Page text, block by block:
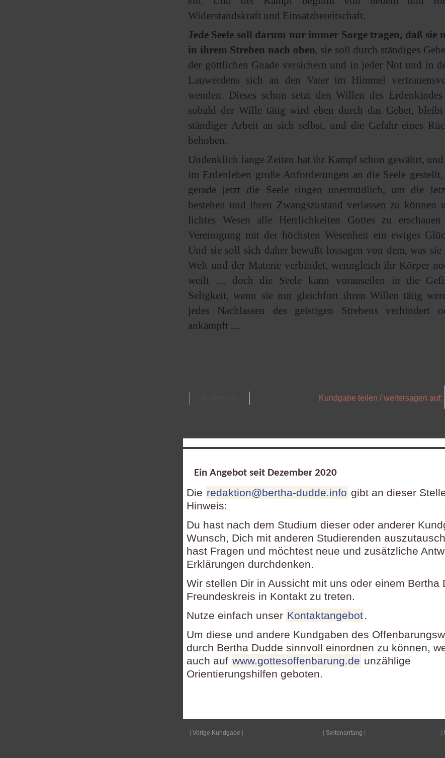
Widerstandskraft und Einsatzbereitschaft.
Jede Seele soll darum nur immer Sorge tragen, daß sie
in ihrem Streben nach oben, sie soll durch ständiges
der göttlichen Gnade versichern und in jeder Not und in
Lauwerdens sich an den Vater im Himmel
wenden. Dieses schon setzt den Willen des
sobald der Wille tätig wird eben durch das Gebet,
ständiger Arbeit an sich selbst, und die Gefahr eines
behoben.
Undenklich lange Zeiten hat ihr Kampf schon gewährt, und
im Erdenleben große Anforderungen an die Seele
gerade jetzt die Seele ringen unermüdlich, um die
bestehen und ihren Zwangszustand verlassen zu können
lichtes Wesen alle Herrlichkeiten Gottes zu
Vereinigung mit der höchsten Wesenheit ein ewiges
Und sie soll sich daher bewußt lossagen von dem, was
Welt und der Materie verbindet, wenngleich ihr Körper
weilt .... doch die Seele kann vorauseilen in die
Seligkeit, wenn sie nur gleichfort ihren Willen tätig
jedes Nachlassen des geistigen Strebens verhindert
ankämpft ....
Kundgabe teilen / weitersagen auf:
Ein Angebot seit Dezember 2020
Die redaktion@bertha-dudde.info gibt an dieser
Hinweis:
Du hast nach dem Studium dieser oder anderer
Wunsch, Dich mit anderen Studierenden
hast Fragen und möchtest neue und zusätzliche
Erklärungen durchdenken.
Wir stellen Dir in Aussicht mit uns oder einem Bertha
Freundeskreis in Kontakt zu treten.
Nutze einfach unser Kontaktangebot.
Um diese und andere Kundgaben des
durch Bertha Dudde sinnvoll einordnen zu können,
auch auf www.gottesoffenbarung.de unzählige
Orientierungshilfen geboten.
Vorige Kundgabe Seitenanfang